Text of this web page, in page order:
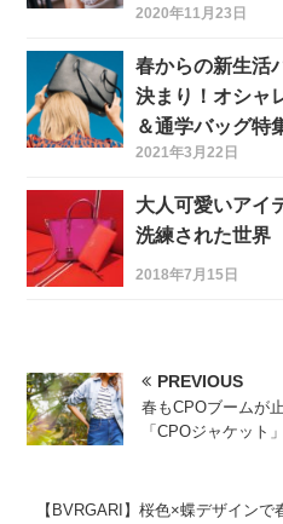
2020年11月23日
春からの新生活
決まり！オシャ
＆通学バッグ特
2021年3月22日
大人可愛いアイ
洗練された世界
2018年7月15日
PREVIOUS
春もCPOブームが
「CPOジャケット
【BVRGARI】桜色×蝶デザイン